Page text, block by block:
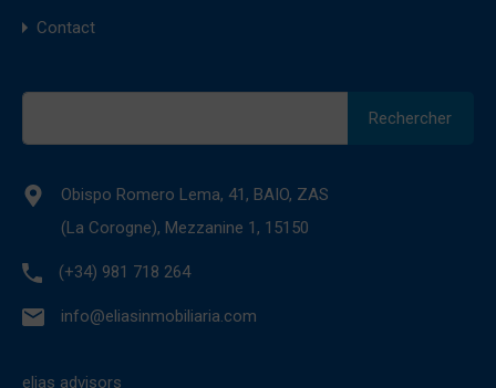
Contact
Obispo Romero Lema, 41, BAIO, ZAS
(La Corogne), Mezzanine 1, 15150
(+34) 981 718 264
info@eliasinmobiliaria.com
elias advisors